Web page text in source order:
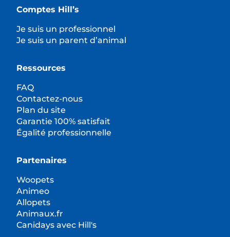
Comptes Hill’s
Je suis un professionnel
Je suis un parent d’animal
Ressources
FAQ
Contactez-nous
Plan du site
Garantie 100% satisfait
Égalité professionnelle
Partenaires
Woopets
Animeo
Allopets
Animaux.fr
Canidays avec Hill's